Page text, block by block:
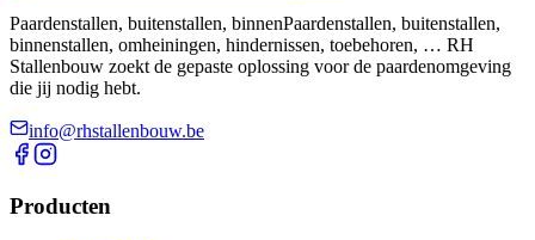
Paardenstallen, buitenstallen, binnenPaardenstallen, buitenstallen,
binnenstallen, omheiningen, hindernissen, toebehoren, … RH
Stallenbouw zoekt de gepaste oplossing voor de paardenomgeving
die jij nodig hebt.
info@rhstallenbouw.be
Producten